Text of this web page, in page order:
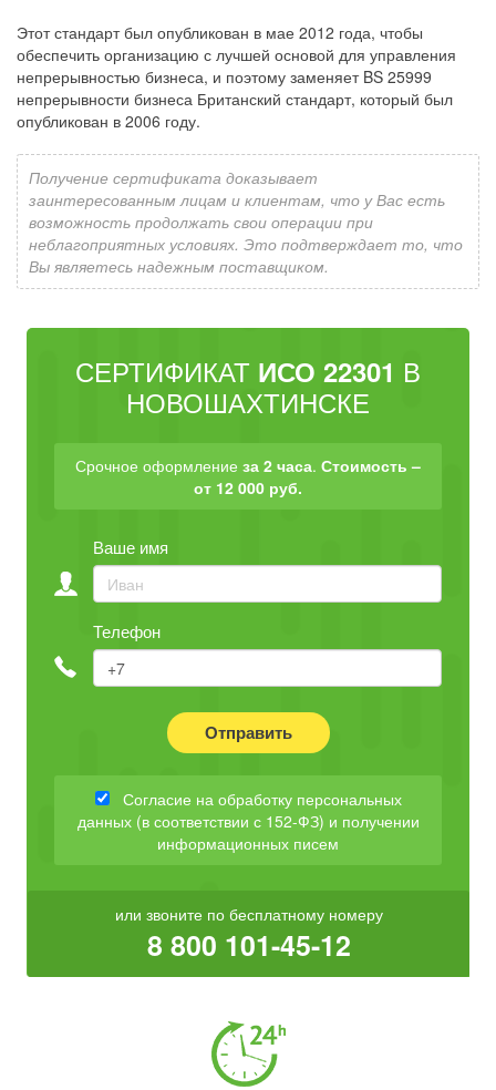
Этот стандарт был опубликован в мае 2012 года, чтобы
обеспечить организацию с лучшей основой для управления
непрерывностью бизнеса, и поэтому заменяет BS 25999
непрерывности бизнеса Британский стандарт, который был
опубликован в 2006 году.
Получение сертификата доказывает
заинтересованным лицам и клиентам, что у Вас есть
возможность продолжать свои операции при
неблагоприятных условиях. Это подтверждает то, что
Вы являетесь надежным поставщиком.
СЕРТИФИКАТ ИСО 22301 В
НОВОШАХТИНСКЕ
Срочное оформление за 2 часа. Стоимость –
от 12 000 руб.
Ваше имя
Телефон
Отправить
Согласие на обработку персональных
данных (в соответствии с 152-ФЗ) и получении
информационных писем
или звоните по бесплатному номеру
8 800 101-45-12